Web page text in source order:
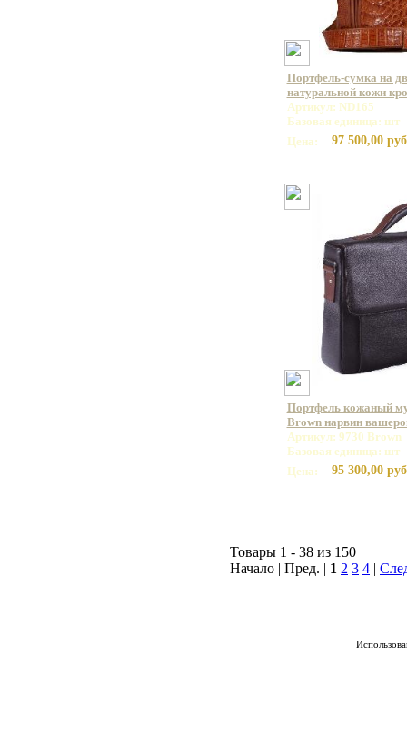
Портфель-сумка на
натуральной кожи
Артикул: ND165
Базовая единица: шт
Цена:
97 500,00
Портфель кожаный
Brown нарвин
Артикул: 9730 Brown
Базовая единица: шт
Цена:
95 300,00
Товары 1 - 38 из 150
Начало | Пред. | 1 2 3 4